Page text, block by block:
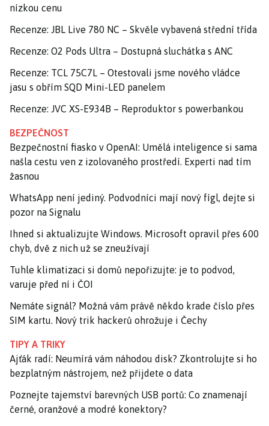
nízkou cenu
Recenze: JBL Live 780 NC – Skvěle vybavená střední třída
Recenze: O2 Pods Ultra – Dostupná sluchátka s ANC
Recenze: TCL 75C7L – Otestovali jsme nového vládce
jasu s obřím SQD Mini-LED panelem
Recenze: JVC XS-E934B – Reproduktor s powerbankou
BEZPEČNOST
Bezpečnostní fiasko v OpenAI: Umělá inteligence si sama
našla cestu ven z izolovaného prostředí. Experti nad tím
žasnou
WhatsApp není jediný. Podvodníci mají nový fígl, dejte si
pozor na Signalu
Ihned si aktualizujte Windows. Microsoft opravil přes 600
chyb, dvě z nich už se zneužívají
Tuhle klimatizaci si domů nepořizujte: je to podvod,
varuje před ní i ČOI
Nemáte signál? Možná vám právě někdo krade číslo přes
SIM kartu. Nový trik hackerů ohrožuje i Čechy
TIPY A TRIKY
Ajťák radí: Neumírá vám náhodou disk? Zkontrolujte si ho
bezplatným nástrojem, než přijdete o data
Poznejte tajemství barevných USB portů: Co znamenají
černé, oranžové a modré konektory?